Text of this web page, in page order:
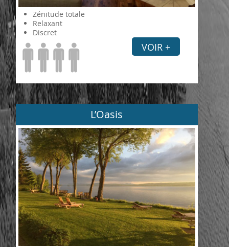
Zénitude totale
Relaxant
Discret
VOIR +
L’Oasis